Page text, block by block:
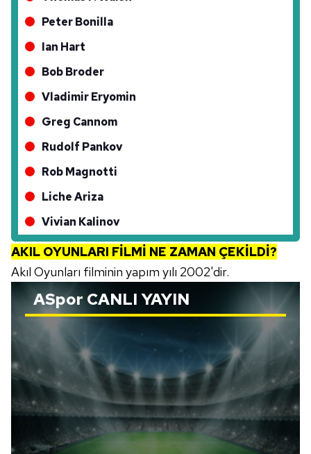
Peter Bonilla
Ian Hart
Bob Broder
Vladimir Eryomin
Greg Cannom
Rudolf Pankov
Rob Magnotti
Liche Ariza
Vivian Kalinov
AKIL OYUNLARI FİLMİ NE ZAMAN ÇEKİLDİ?
Akıl Oyunları filminin yapım yılı 2002'dir.
ASpor CANLI YAYIN